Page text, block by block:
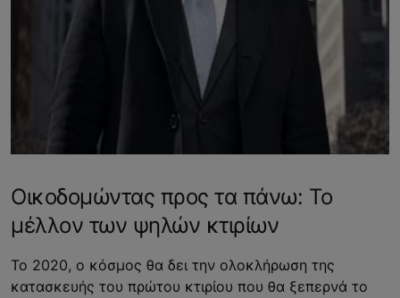
Οικοδομώντας προς τα πάνω: Το
μέλλον των ψηλών κτιρίων
Το 2020, ο κόσμος θα δει την ολοκλήρωση της
κατασκευής του πρώτου κτιρίου που θα ξεπερνά το